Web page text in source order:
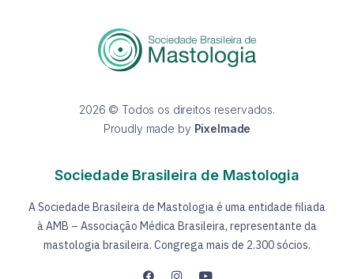
2026 © Todos os direitos reservados.
Proudly made by Pixelmade
Sociedade Brasileira de Mastologia
A Sociedade Brasileira de Mastologia é uma entidade filiada
à AMB – Associação Médica Brasileira, representante da
mastologia brasileira. Congrega mais de 2.300 sócios.